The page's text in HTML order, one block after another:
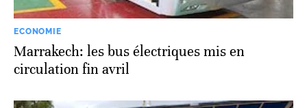
ECONOMIE
Marrakech: les bus électriques mis en
circulation fin avril